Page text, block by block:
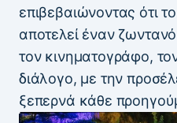
επιβεβαιώνοντας ότι
αποτελεί έναν
τον κινηματογράφο,
διάλογο, με την
ξεπερνά κάθε